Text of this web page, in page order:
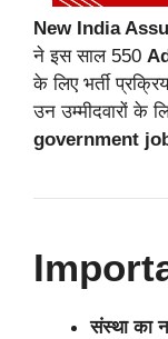
New India
ने इस साल 550
के लिए भर्ती
उन उम्मीदवारों के
government
संस्था का